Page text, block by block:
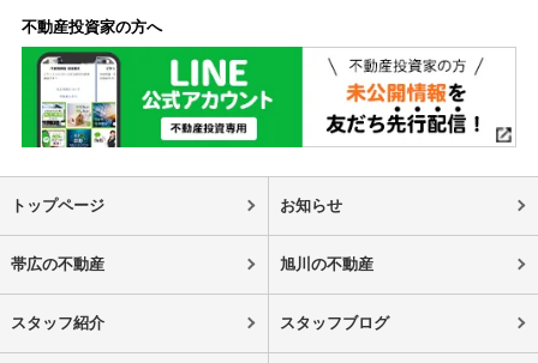
不動産投資家の方へ
トップページ お知らせ
帯広の不動産 旭川の不動産
スタッフ紹介 スタッフブログ